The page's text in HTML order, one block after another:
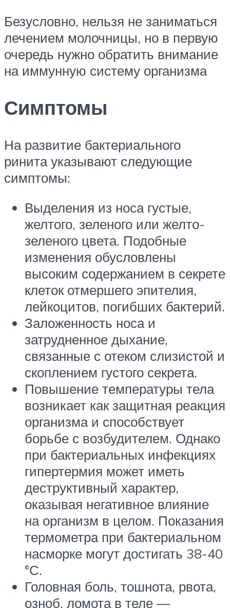
Безусловно, нельзя не заниматься
лечением молочницы, но в первую
очередь нужно обратить внимание
на иммунную систему организма
Симптомы
На развитие бактериального
ринита указывают следующие
симптомы:
Выделения из носа густые,
желтого, зеленого или желто-
зеленого цвета. Подобные
изменения обусловлены
высоким содержанием в секрете
клеток отмершего эпителия,
лейкоцитов, погибших бактерий.
Заложенность носа и
затрудненное дыхание,
связанные с отеком слизистой и
скоплением густого секрета.
Повышение температуры тела
возникает как защитная реакция
организма и способствует
борьбе с возбудителем. Однако
при бактериальных инфекциях
гипертермия может иметь
деструктивный характер,
оказывая негативное влияние
на организм в целом. Показания
термометра при бактериальном
насморке могут достигать 38-40
°С.
Головная боль, тошнота, рвота,
озноб, ломота в теле —